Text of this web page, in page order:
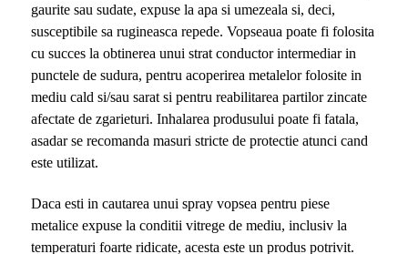
gaurite sau sudate, expuse la apa si umezeala si, deci,
susceptibile sa rugineasca repede. Vopseaua poate fi folosita
cu succes la obtinerea unui strat conductor intermediar in
punctele de sudura, pentru acoperirea metalelor folosite in
mediu cald si/sau sarat si pentru reabilitarea partilor zincate
afectate de zgarieturi. Inhalarea produsului poate fi fatala,
asadar se recomanda masuri stricte de protectie atunci cand
este utilizat.
Daca esti in cautarea unui spray vopsea pentru piese
metalice expuse la conditii vitrege de mediu, inclusiv la
temperaturi foarte ridicate, acesta este un produs potrivit.